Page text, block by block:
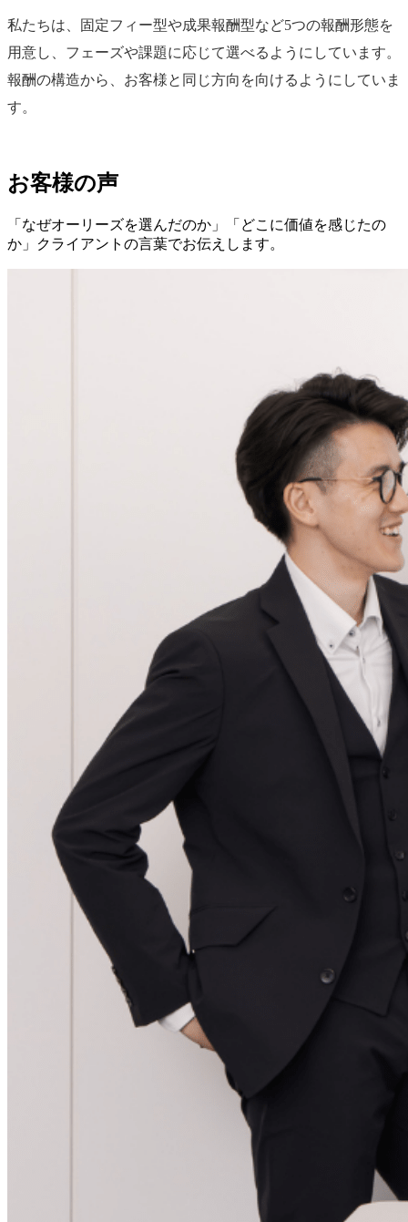
私たちは、固定フィー型や成果報酬型など5つの報酬形態を
用意し、フェーズや課題に応じて選べるようにしています。
報酬の構造から、お客様と同じ方向を向けるようにしていま
す。
お客様の声
「なぜオーリーズを選んだのか」「どこに価値を感じたの
か」クライアントの言葉でお伝えします。